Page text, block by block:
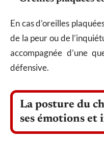
En cas d’oreilles
de la peur ou de
accompagnée d’une
défensive.
La posture du
ses émotions